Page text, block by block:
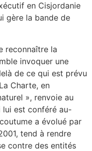
en Cisjordanie
gère la bande de
reconnaître la
invoquer une
de ce qui est prévu
Charte, en
», renvoie au
lui est conféré au-
a évolué par
tend à rendre
contre des entités